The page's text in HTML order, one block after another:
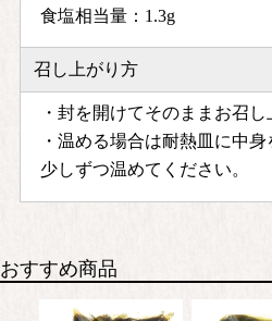
食塩相当量：1.3g
召し上がり方
・封を開けてそのままお召し
・温める場合は耐熱皿に中
少しずつ温めてください。
おすすめ商品